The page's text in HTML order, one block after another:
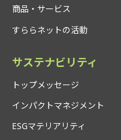
商品・サービス
すららネットの活動
サステナビリティ
トップメッセージ
インパクトマネジメント
ESGマテリアリティ